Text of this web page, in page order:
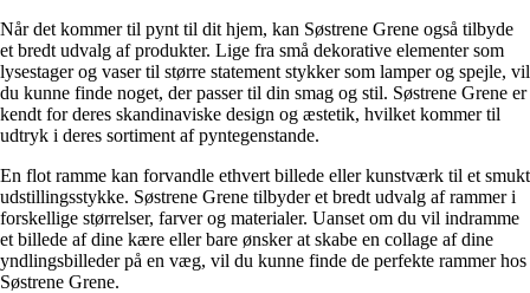
Når det kommer til pynt til dit hjem, kan Søstrene Grene også tilbyde
et bredt udvalg af produkter. Lige fra små dekorative elementer som
lysestager og vaser til større statement stykker som lamper og spejle, vil
du kunne finde noget, der passer til din smag og stil. Søstrene Grene er
kendt for deres skandinaviske design og æstetik, hvilket kommer til
udtryk i deres sortiment af pyntegenstande.
En flot ramme kan forvandle ethvert billede eller kunstværk til et smukt
udstillingsstykke. Søstrene Grene tilbyder et bredt udvalg af rammer i
forskellige størrelser, farver og materialer. Uanset om du vil indramme
et billede af dine kære eller bare ønsker at skabe en collage af dine
yndlingsbilleder på en væg, vil du kunne finde de perfekte rammer hos
Søstrene Grene.